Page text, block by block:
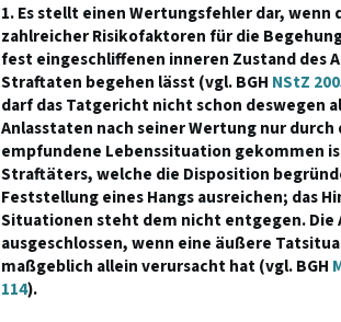
1. Es stellt einen Wertungsfehler dar,
zahlreicher Risikofaktoren für die
fest eingeschliffenen inneren Zustand des
Straftaten begehen lässt (vgl. BGH NStZ
darf das Tatgericht nicht schon deswegen
Anlasstaten nach seiner Wertung nur
empfundene Lebenssituation gekommen
Straftäters, welche die Disposition
Feststellung eines Hangs ausreichen; das
Situationen steht dem nicht entgegen. Die
ausgeschlossen, wenn eine äußere
maßgeblich allein verursacht hat (vgl. BGH
114).